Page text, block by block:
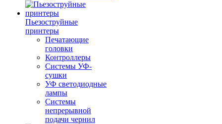
Пьезоструйные
принтеры
Печатающие
головки
Контроллеры
Системы УФ-
сушки
УФ светодиодные
лампы
Системы
непрерывной
подачи чернил